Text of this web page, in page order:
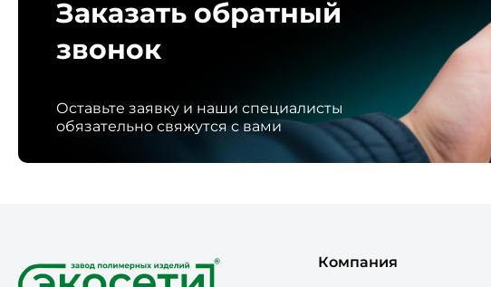
Заказать обратный
звонок
Оставьте заявку и наши специалисты
обязательно свяжутся с вами
Компания